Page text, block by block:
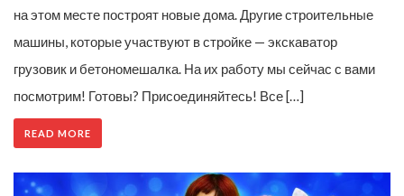
на этом месте построят новые дома. Другие строительные
машины, которые участвуют в стройке — экскаватор
грузовик и бетономешалка. На их работу мы сейчас с вами
посмотрим! Готовы? Присоединяйтесь! Все […]
READ MORE